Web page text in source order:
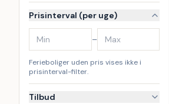
Prisinterval (per uge)
–
Ferieboliger uden pris vises ikke i
prisinterval-filter.
Tilbud